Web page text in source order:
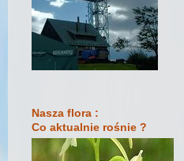
Nasza flora :
Co aktualnie rośnie ?